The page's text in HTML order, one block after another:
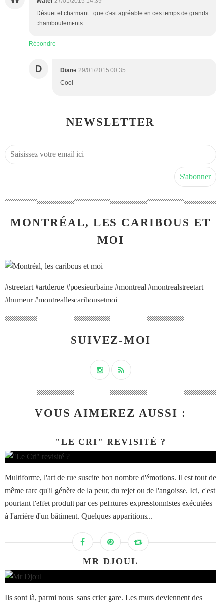
Désuet et charmant...que c'est agréable en ces temps de grands
chamboulements.
Répondre
D Diane 29/01/2015 00:35
Cool
NEWSLETTER
MONTRÉAL, LES CARIBOUS ET
MOI
#streetart #artderue #poesieurbaine #montreal #montrealstreetart
#humeur #montreallescaribousetmoi
SUIVEZ-MOI
VOUS AIMEREZ AUSSI :
"LE CRI" REVISITÉ ?
Multiforme, l'art de rue suscite bon nombre d'émotions. Il est tout de
même rare qu'il génère de la peur, du rejet ou de l'angoisse. Ici, c'est
pourtant l'effet produit par ces peintures expressionnistes exécutées
à l'arrière d'un bâtiment. Quelques apparitions...
MR DJOUL
Ils sont là, parmi nous, sans crier gare. Les murs deviennent des